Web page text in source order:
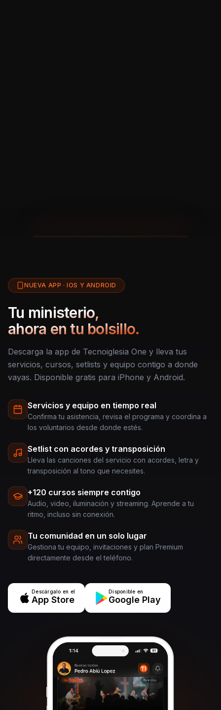
NUEVA APP · IOS Y ANDROID
Tu ministerio,
ahora en tu bolsillo.
Descarga la app de Tecnoiglesia One y lleva tus
servicios, cursos, setlists y equipo contigo a donde
vayas. Disponible gratis para iPhone y Android.
Servicios y equipo en tiempo real
Confirma tu asistencia, revisa el programa y coordina a
los voluntarios desde donde estés.
Setlist con acordes y transposición
Lleva las canciones del servicio con acordes, letra y
transposición al tono que necesites.
+120 cursos siempre contigo
Audio, video, iluminación y streaming. Aprende a tu
ritmo, incluso sin conexión.
Tu comunidad en un solo lugar
Gestiona tu equipo, invitaciones y plan Premium
directamente desde el teléfono.
Descárgalo en el
App Store
Disponible en
Google Play